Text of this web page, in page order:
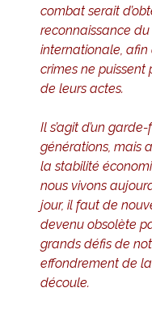
combat serait
reconnaissance
internationale, afin
crimes ne puissent
de leurs actes.
Il s’agit d’un
générations, mais
la stabilité
nous vivons
jour, il faut de
devenu obsolète
grands défis de
effondrement de
découle.